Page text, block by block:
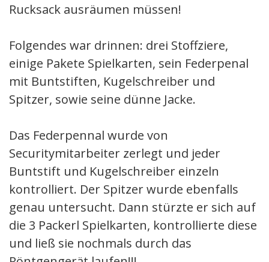
Rucksack ausräumen müssen!
Folgendes war drinnen: drei Stoffziere,
einige Pakete Spielkarten, sein Federpenal
mit Buntstiften, Kugelschreiber und
Spitzer, sowie seine dünne Jacke.
Das Federpennal wurde von
Securitymitarbeiter zerlegt und jeder
Buntstift und Kugelschreiber einzeln
kontrolliert. Der Spitzer wurde ebenfalls
genau untersucht. Dann stürzte er sich auf
die 3 Packerl Spielkarten, kontrollierte diese
und ließ sie nochmals durch das